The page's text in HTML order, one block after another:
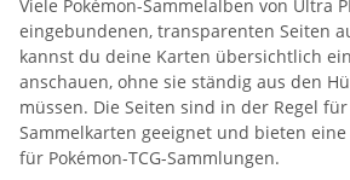
Viele Pokémon-Sammelalben von Ultra
eingebundenen, transparenten Seiten
kannst du deine Karten übersichtlich
anschauen, ohne sie ständig aus den
müssen. Die Seiten sind in der Regel
Sammelkarten geeignet und bieten
für Pokémon-TCG-Sammlungen.